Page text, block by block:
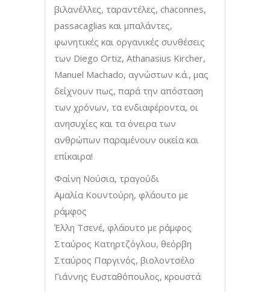
βιλανέλλες, ταραντέλες, chaconnes,
passacaglias και μπαλάντες,
φωνητικές και οργανικές συνθέσεις
των Diego Ortiz, Athanasius Kircher,
Manuel Machado, αγνώστων κ.ά., μας
δείχνουν πως, παρά την απόσταση
των χρόνων, τα ενδιαφέροντα, οι
ανησυχίες και τα όνειρα των
ανθρώπων παραμένουν οικεία και
επίκαιρα!
Φαίνη Νούσια, τραγούδι
Αμαλία Κουντούρη, φλάουτο με
ράμφος
Έλλη Τσενέ, φλάουτο με ράμφος
Σταύρος Κατηρτζόγλου, θεόρβη
Σταύρος Παργινός, βιολοντσέλο
Γιάννης Ευσταθόπουλος, κρουστά